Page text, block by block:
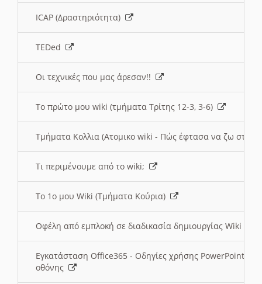
ICAP (Δραστηριότητα)
TEDed
Οι τεχνικές που μας άρεσαν!!
Το πρώτο μου wiki (τμήματα Τρίτης 12-3, 3-6)
Τμήματα Κολλια (Ατομικο wiki - Πώς έφτασα να ζω στην
Τι περιμένουμε από το wiki;
Το 1ο μου Wiki (Τμήματα Κούρια)
Οφέλη από εμπλοκή σε διαδικασία δημιουργίας Wiki
Εγκατάσταση Office365 - Οδηγίες χρήσης PowerPoint
οθόνης